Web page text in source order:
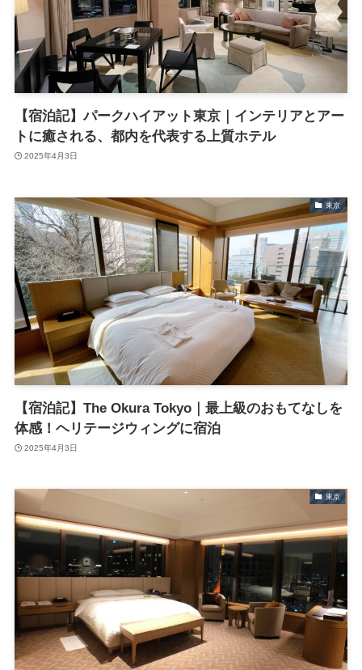
【宿泊記】パークハイアット東京｜インテリアとアー
トに癒される、都内を代表する上質ホテル
2025年4月3日
東京
【宿泊記】The Okura Tokyo｜最上級のおもてなしを
体感！ヘリテージウィングに宿泊
2025年4月3日
東京